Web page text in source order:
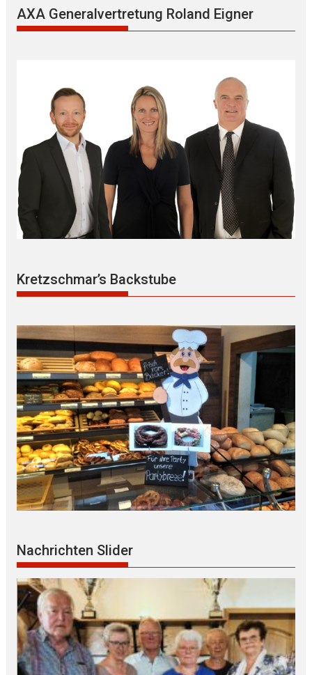
AXA Generalvertretung Roland Eigner
Kretzschmar’s Backstube
Nachrichten Slider